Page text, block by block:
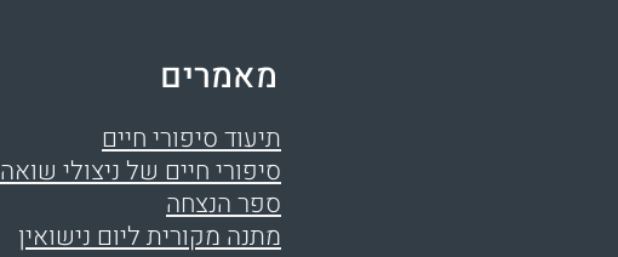
מאמרים
תיעוד סיפורי חיים
סיפורי חיים של ניצולי שואה
ספר הנצחה
מתנה מקורית ליום נישואין